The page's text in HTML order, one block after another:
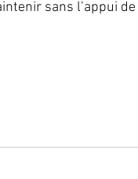
sans l’appui